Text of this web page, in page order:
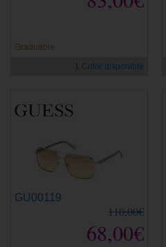
Graduable
1 Color disponible
GU00119
110,00€
68,00€